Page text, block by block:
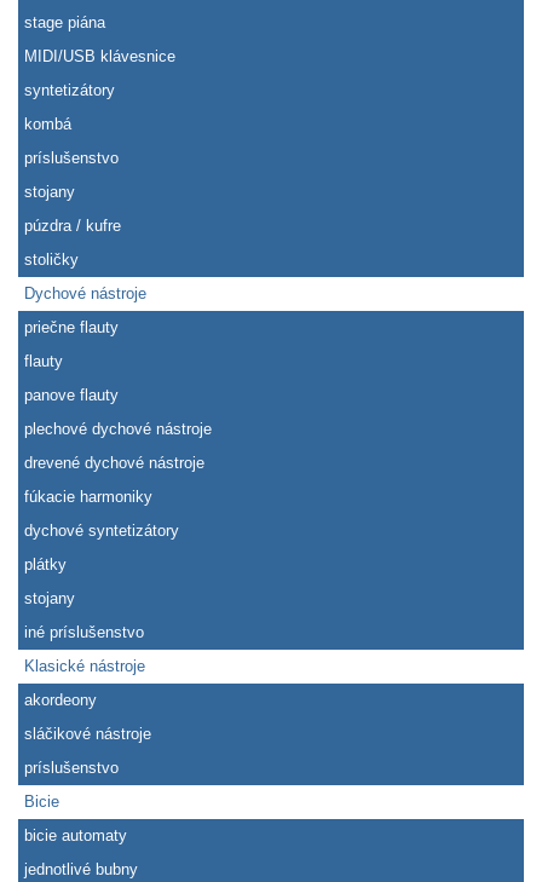
stage piána
MIDI/USB klávesnice
syntetizátory
kombá
príslušenstvo
stojany
púzdra / kufre
stoličky
Dychové nástroje
priečne flauty
flauty
panove flauty
plechové dychové nástroje
drevené dychové nástroje
fúkacie harmoniky
dychové syntetizátory
plátky
stojany
iné príslušenstvo
Klasické nástroje
akordeony
sláčikové nástroje
príslušenstvo
Bicie
bicie automaty
jednotlivé bubny